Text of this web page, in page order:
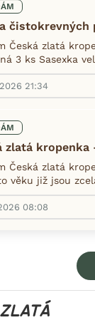
čistokrevných
Česká zlatá
3 ks Sasexka
21:34
zlatá
Česká zlatá
věku již jsou
08:08